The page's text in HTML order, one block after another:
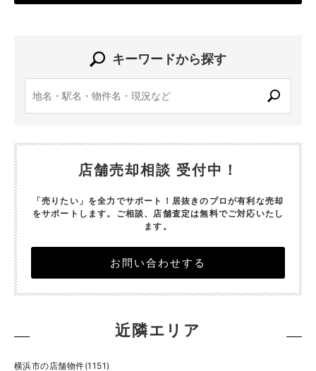
キーワードから探す
店舗売却相談 受付中！
「売りたい」を全力でサポート！居抜きのプロが有利な売却
をサポートします。 ご相談、店舗査定は無料でご対応いたし
ます。
お問い合わせする
近隣エリア
横浜市の店舗物件(1151)